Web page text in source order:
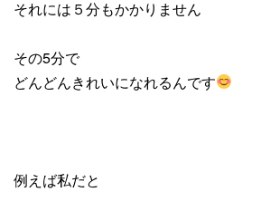
それには５分もかかりません
その5分で
どんどんきれいになれるんです
例えば私だと